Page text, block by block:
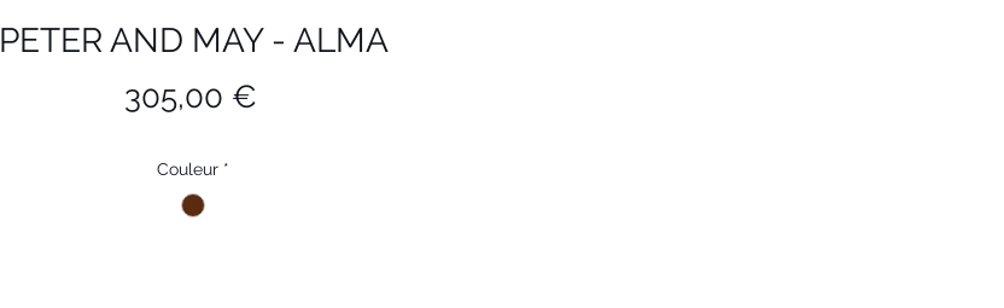
PETER AND MAY - ALMA
305,00 €Prix
Couleur *